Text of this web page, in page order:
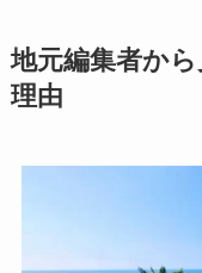
地元編集者か
理由